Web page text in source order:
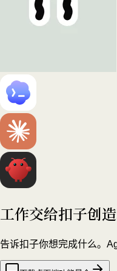
工作交给扣子创
告诉扣子你想完成什么。